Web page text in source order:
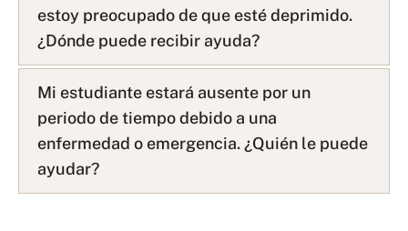
estoy preocupado de que esté deprimido.
¿Dónde puede recibir ayuda?
Mi estudiante estará ausente por un
periodo de tiempo debido a una
enfermedad o emergencia. ¿Quién le puede
ayudar?